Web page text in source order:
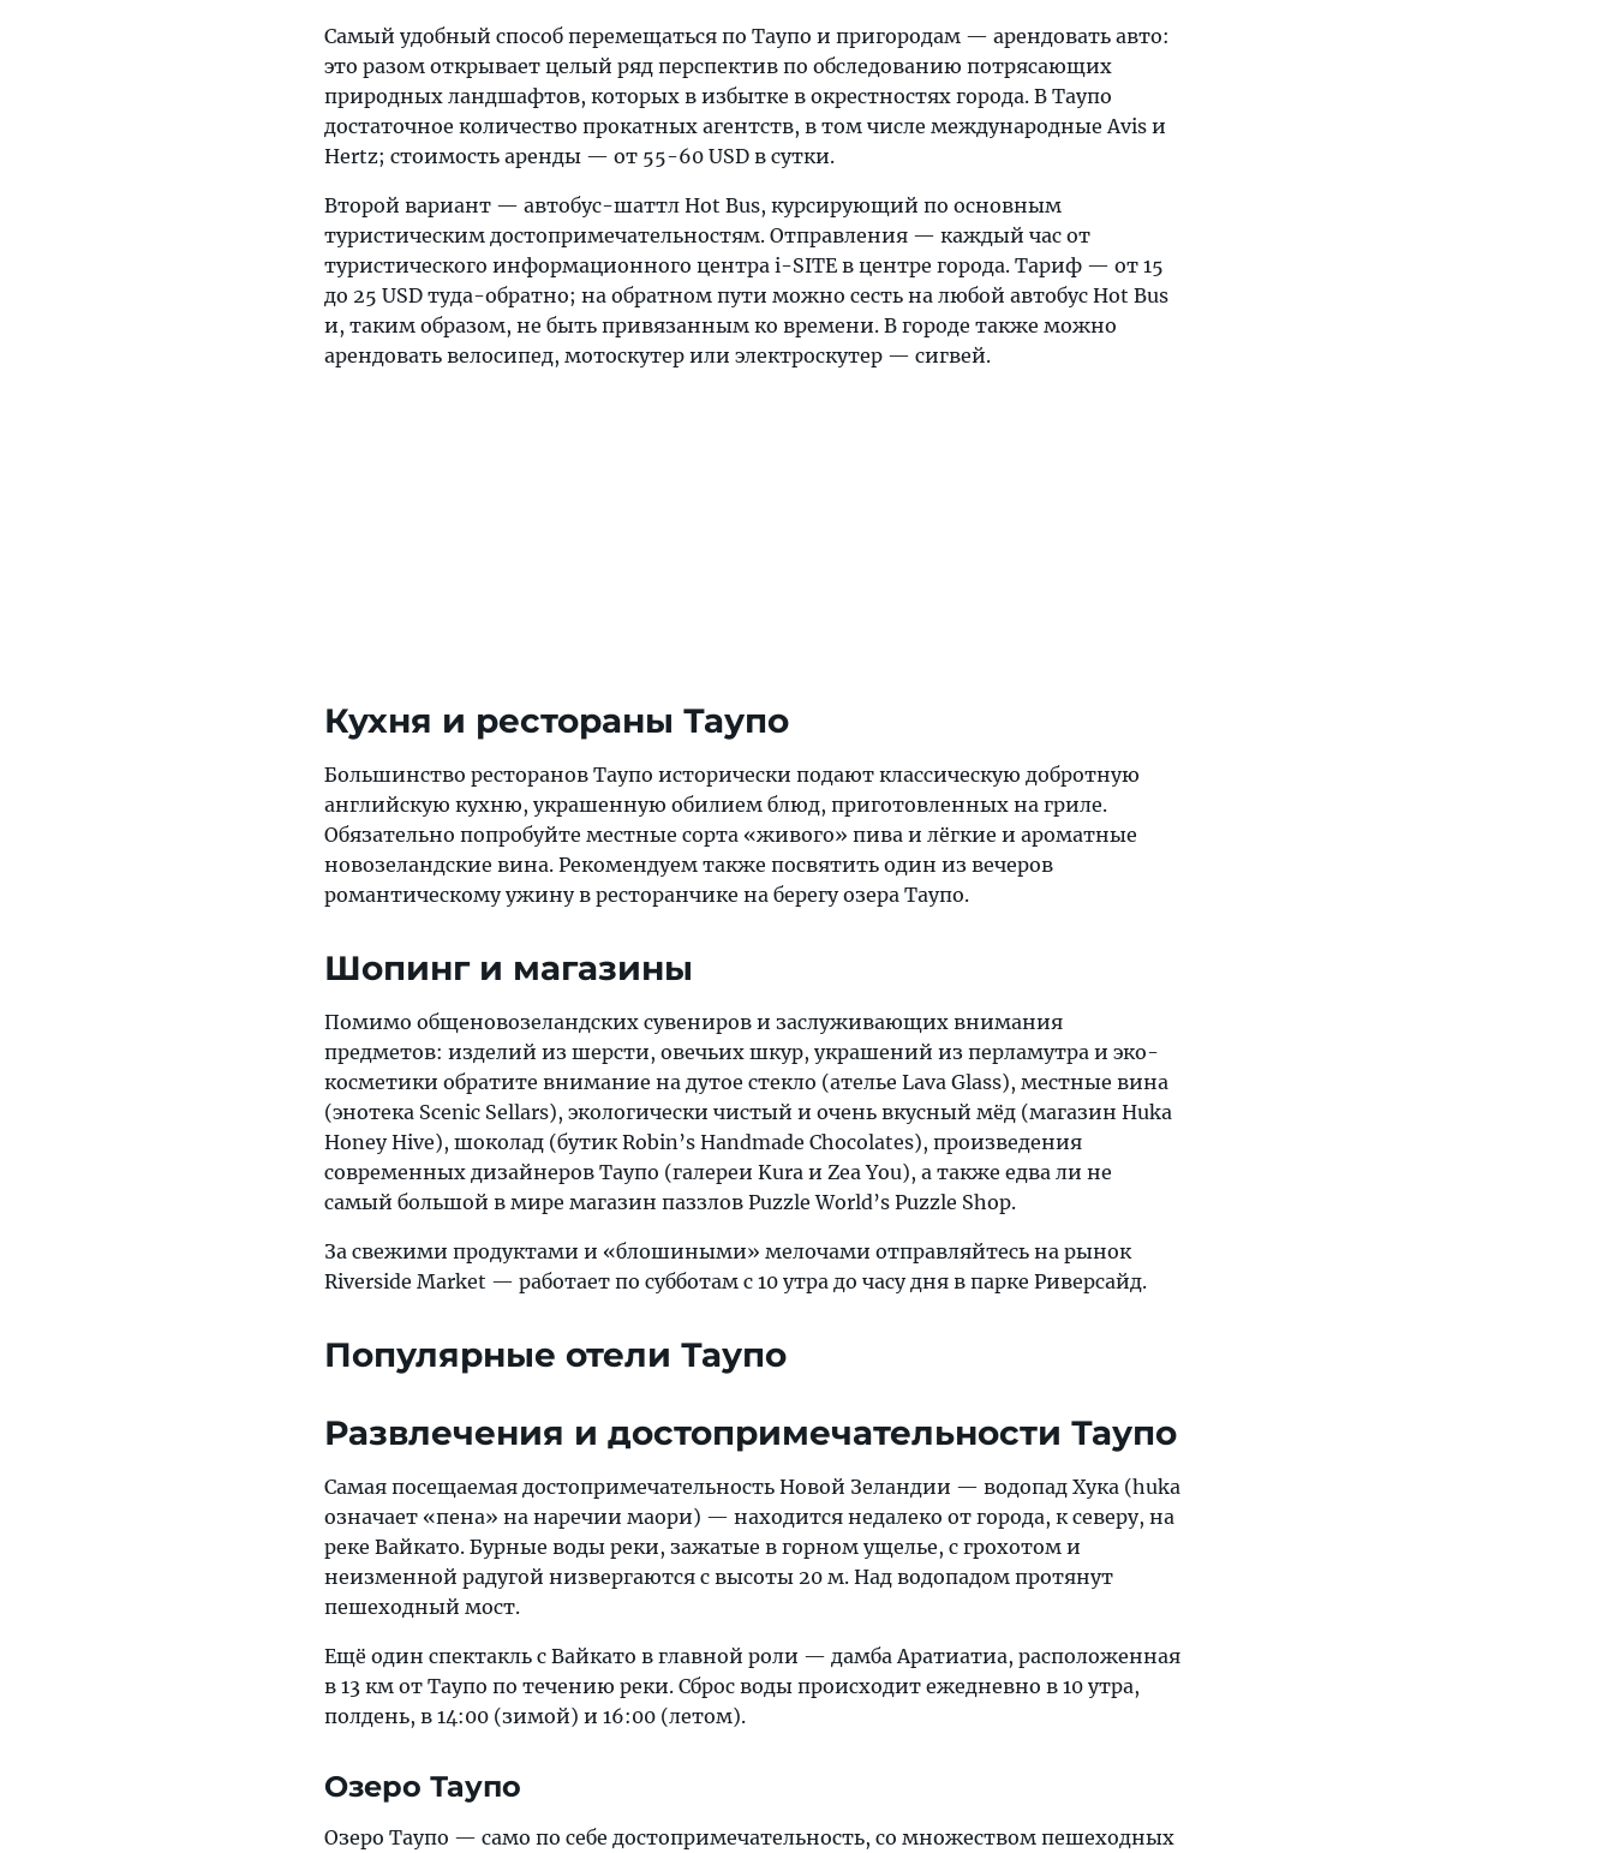
Самый удобный способ перемещаться по Таупо и пригородам — арендовать авто:
это разом открывает целый ряд перспектив по обследованию потрясающих
природных ландшафтов, которых в избытке в окрестностях города. В Таупо
достаточное количество прокатных агентств, в том числе международные Avis и
Hertz; стоимость аренды — от 55-60 USD в сутки.
Второй вариант — автобус-шаттл Hot Bus, курсирующий по основным
туристическим достопримечательностям. Отправления — каждый час от
туристического информационного центра i-SITE в центре города. Тариф — от 15
до 25 USD туда-обратно; на обратном пути можно сесть на любой автобус Hot Bus
и, таким образом, не быть привязанным ко времени. В городе также можно
арендовать велосипед, мотоскутер или электроскутер — сигвей.
Кухня и рестораны Таупо
Большинство ресторанов Таупо исторически подают классическую добротную
английскую кухню, украшенную обилием блюд, приготовленных на гриле.
Обязательно попробуйте местные сорта «живого» пива и лёгкие и ароматные
новозеландские вина. Рекомендуем также посвятить один из вечеров
романтическому ужину в ресторанчике на берегу озера Таупо.
Шопинг и магазины
Помимо общеновозеландских сувениров и заслуживающих внимания
предметов: изделий из шерсти, овечьих шкур, украшений из перламутра и эко-
косметики обратите внимание на дутое стекло (ателье Lava Glass), местные вина
(энотека Scenic Sellars), экологически чистый и очень вкусный мёд (магазин Huka
Honey Hive), шоколад (бутик Robin’s Handmade Chocolates), произведения
современных дизайнеров Таупо (галереи Kura и Zea You), а также едва ли не
самый большой в мире магазин паззлов Puzzle World’s Puzzle Shop.
За свежими продуктами и «блошиными» мелочами отправляйтесь на рынок
Riverside Market — работает по субботам с 10 утра до часу дня в парке Риверсайд.
Популярные отели Таупо
Развлечения и достопримечательности Таупо
Самая посещаемая достопримечательность Новой Зеландии — водопад Хука (huka
означает «пена» на наречии маори) — находится недалеко от города, к северу, на
реке Вайкато. Бурные воды реки, зажатые в горном ущелье, с грохотом и
неизменной радугой низвергаются с высоты 20 м. Над водопадом протянут
пешеходный мост.
Ещё один спектакль с Вайкато в главной роли — дамба Аратиатиа, расположенная
в 13 км от Таупо по течению реки. Сброс воды происходит ежедневно в 10 утра,
полдень, в 14:00 (зимой) и 16:00 (летом).
Озеро Таупо
Озеро Таупо — само по себе достопримечательность, со множеством пешеходных